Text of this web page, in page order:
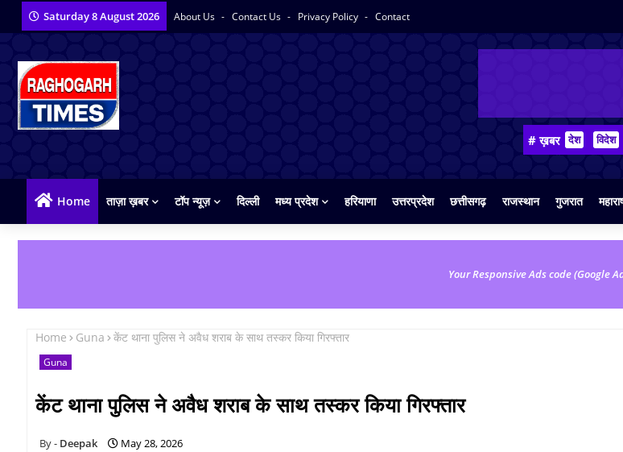
Saturday 8 August 2026 About Us Contact Us Privacy Policy Contact
# ख़बर देश विदेश
Home ताज़ा ख़बर टॉप न्यूज़ दिल्ली मध्य प्रदेश हरियाणा उत्तरप्रदेश छत्तीसगढ़ राजस्थान गुजरात
Your Responsive Ads code (Google
Home Guna केंट थाना पुलिस ने अवैध शराब के साथ तस्कर किया गिरफ्तार
Guna
केंट थाना पुलिस ने अवैध शराब के साथ तस्कर किया गिरफ्तार
Deepak May 28, 2026